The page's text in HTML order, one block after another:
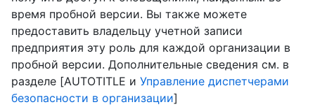
время пробной версии. Вы также можете
предоставить владельцу учетной записи
предприятия эту роль для каждой организации в
пробной версии. Дополнительные сведения см. в
разделе [AUTOTITLE и Управление диспетчерами
безопасности в организации]